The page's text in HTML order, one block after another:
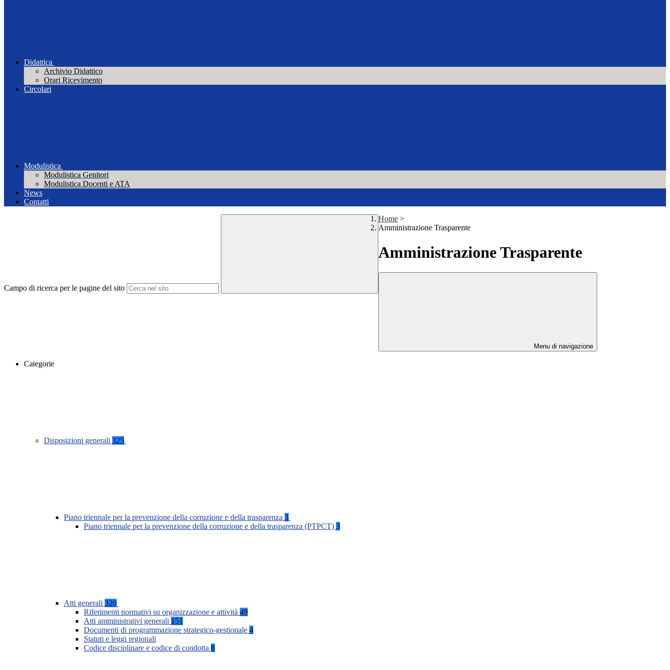
Didattica
Archivio Didattico
Orari Ricevimento
Circolari
Modulistica
Modulistica Genitori
Modulistica Docenti e ATA
News
Contatti
Campo di ricerca per le pagine del sito
Home >
Amministrazione Trasparente
Amministrazione Trasparente
Menu di navigazione
Categorie
Disposizioni generali 325
Piano triennale per la prevenzione della corruzione e della trasparenza 3
Piano triennale per la prevenzione della corruzione e della trasparenza (PTPCT) 3
Atti generali 320
Riferimenti normativi su organizzazione e attività 49
Atti amministrativi generali 151
Documenti di programmazione strategico-gestionale 4
Statuti e leggi regionali
Codice disciplinare e codice di condotta 8